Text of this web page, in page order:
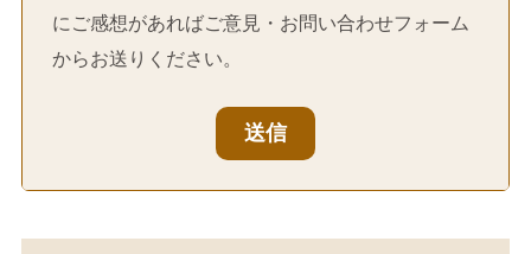
にご感想があればご意見・お問い合わせフォーム
からお送りください。
送信